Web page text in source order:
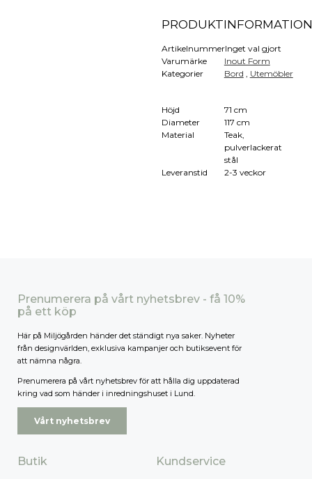
PRODUKTINFORMATION
ArtikelnummerInget val gjort
Varumärke
Inout Form
Kategorier
Bord Utemöbler
Höjd
71 cm
Diameter
117 cm
Material
Teak,
pulverlackerat
stål
Leveranstid
2-3 veckor
Prenumerera på vårt nyhetsbrev - få 10%
på ett köp
Här på Miljögården händer det ständigt nya saker. Nyheter
från designvärlden, exklusiva kampanjer och butiksevent för
att nämna några.
Prenumerera på vårt nyhetsbrev för att hålla dig uppdaterad
kring vad som händer i inredningshuset i Lund.
Vårt nyhetsbrev
Butik Kundservice